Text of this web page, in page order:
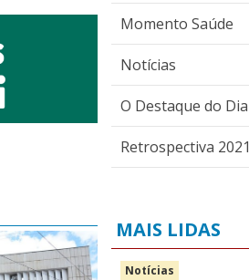
Momento Saúde
Notícias
O Destaque do Dia
Retrospectiva 2021
MAIS LIDAS
Notícias